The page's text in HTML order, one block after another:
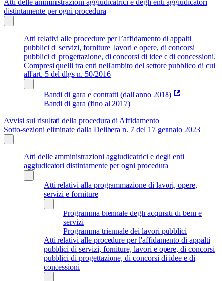
Atti delle amministrazioni aggiudicatrici e degli enti aggiudicatori
distintamente per ogni procedura
Atti relativi alle procedure per l’affidamento di appalti
pubblici di servizi, forniture, lavori e opere, di concorsi
pubblici di progettazione, di concorsi di idee e di concessioni.
Compresi quelli tra enti nell'ambito del settore pubblico di cui
all'art. 5 del dlgs n. 50/2016
Bandi di gara e contratti (dall'anno 2018)
Bandi di gara (fino al 2017)
Avvisi sui risultati della procedura di Affidamento
Sotto-sezioni eliminate dalla Delibera n. 7 del 17 gennaio 2023
Atti delle amministrazioni aggiudicatrici e degli enti
aggiudicatori distintamente per ogni procedura
Atti relativi alla programmazione di lavori, opere,
servizi e forniture
Programma biennale degli acquisiti di beni e
servizi
Programma triennale dei lavori pubblici
Atti relativi alle procedure per l'affidamento di appalti
pubblici di servizi, forniture, lavori e opere, di concorsi
pubblici di progettazione, di concorsi di idee e di
concessioni